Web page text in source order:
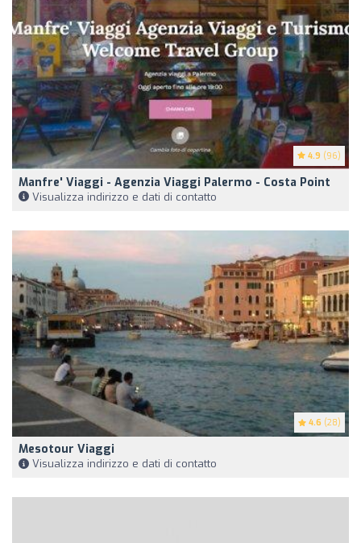
4.9 (96)
Manfre' Viaggi - Agenzia Viaggi Palermo - Costa Point
Visualizza indirizzo e dati di contatto
4.6 (28)
Mesotour Viaggi
Visualizza indirizzo e dati di contatto